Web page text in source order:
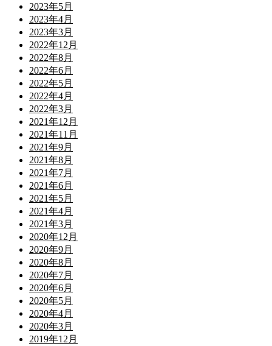
2023年5月
2023年4月
2023年3月
2022年12月
2022年8月
2022年6月
2022年5月
2022年4月
2022年3月
2021年12月
2021年11月
2021年9月
2021年8月
2021年7月
2021年6月
2021年5月
2021年4月
2021年3月
2020年12月
2020年9月
2020年8月
2020年7月
2020年6月
2020年5月
2020年4月
2020年3月
2019年12月